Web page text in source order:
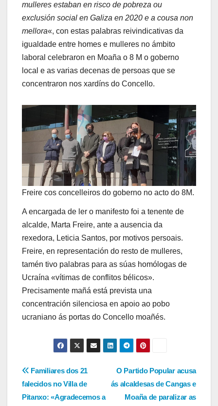
mulleres estaban en risco de pobreza ou
exclusión social en Galiza en 2020 e a cousa non
mellora«, con estas palabras reivindicativas da
igualdade entre homes e mulleres no ámbito
laboral celebraron en Moaña o 8 M o goberno
local e as varias decenas de persoas que se
concentraron nos xardíns do Concello.
Freire cos concelleiros do goberno no acto do 8M.
A encargada de ler o manifesto foi a tenente de
alcalde, Marta Freire, ante a ausencia da
rexedora, Leticia Santos, por motivos persoais.
Freire, en representación do resto de mulleres,
tamén tivo palabras para as súas homólogas de
Ucraína «vítimas de conflitos bélicos».
Precisamente mañá está prevista una
concentración silenciosa en apoio ao pobo
ucraniano ás portas do Concello moañés.
Navegación
de
O Partido Popular acusa
ás alcaldesas de Cangas e
Moaña de paralizar as
Familiares dos 21
falecidos no Villa de
Pitanxo: «Agradecemos a